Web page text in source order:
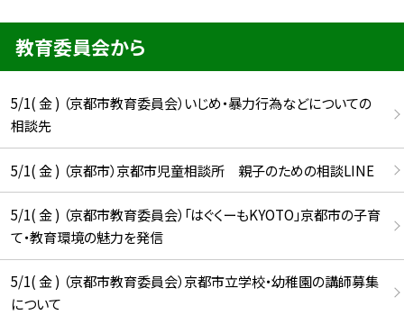
教育委員会から
5/1( 金 ) （京都市教育委員会）いじめ・暴力行為などについての
相談先
5/1( 金 ) （京都市）京都市児童相談所 親子のための相談LINE
5/1( 金 ) （京都市教育委員会）「はぐくーもKYOTO」京都市の子育
て・教育環境の魅力を発信
5/1( 金 ) （京都市教育委員会）京都市立学校・幼稚園の講師募集
について